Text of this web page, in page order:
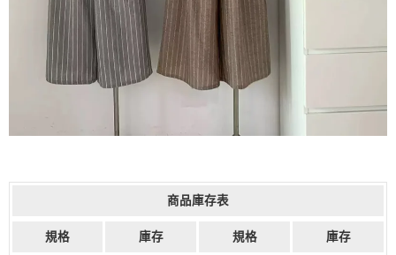
商品庫存表
規格 庫存 規格 庫存